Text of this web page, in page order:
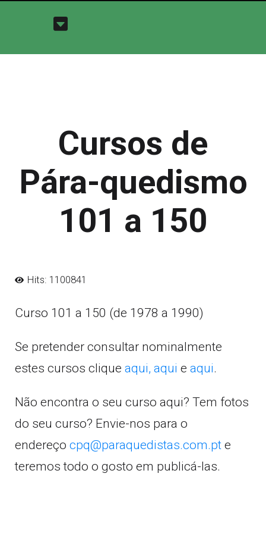
Cursos de
Pára-quedismo
101 a 150
Hits: 1100841
Curso 101 a 150 (de 1978 a 1990)
Se pretender consultar nominalmente
estes cursos clique aqui, aqui e aqui.
Não encontra o seu curso aqui? Tem fotos
do seu curso? Envie-nos para o
endereço cpq@paraquedistas.com.pt e
teremos todo o gosto em publicá-las.